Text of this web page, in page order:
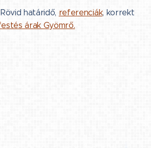
Rövid határidő, referenciák, korrekt
árak Gyömrő.